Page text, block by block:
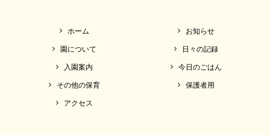
ホーム
園について
入園案内
その他の保育
アクセス
お知らせ
日々の記録
今日のごはん
保護者用